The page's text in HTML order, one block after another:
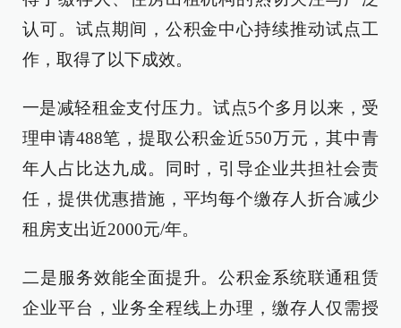
认可。试点期间，公积金中心持续推动试点工
作，取得了以下成效。
一是减轻租金支付压力。试点5个多月以来，受
理申请488笔，提取公积金近550万元，其中青
年人占比达九成。同时，引导企业共担社会责
任，提供优惠措施，平均每个缴存人折合减少
租房支出近2000元/年。
二是服务效能全面提升。公积金系统联通租赁
企业平台，业务全程线上办理，缴存人仅需授